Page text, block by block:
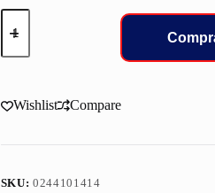
225/60/16
LLANT
GENESYS
Wishlist Compare
SKU:0244101414